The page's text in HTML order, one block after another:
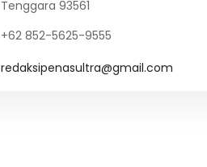
Tenggara 93561
+62 852-5625-9555
redaksipenasultra@gmail.com